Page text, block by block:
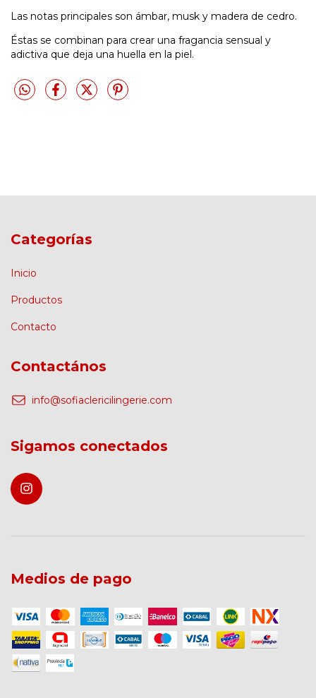
Las notas principales son ámbar, musk y madera de cedro.
Éstas se combinan para crear una fragancia sensual y
adictiva que deja una huella en la piel.
Categorías
Inicio
Productos
Contacto
Contactános
info@sofiaclericilingerie.com
Sigamos conectados
Medios de pago